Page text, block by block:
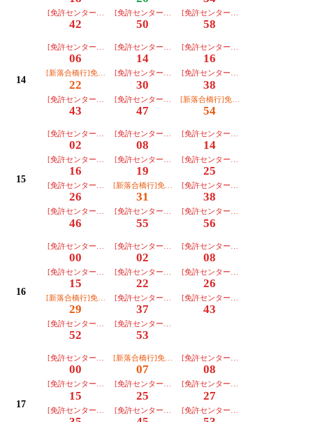
[免許センター行][朝日]【３番のりば】
42
[免許センター行][朝日]【３番のりば】
50
[免許センター行][朝日]【３番のりば
58
14
[免許センター行][朝日]【３番のりば】
06
[免許センター行][朝日]【３番のりば】
14
[免許センター行][東部]【３番のりば
16
[新落合橋行]免許ｾﾝﾀｰ経由【２番のりば】
22
[免許センター行][朝日]【３番のりば】
30
[免許センター行][朝日]【３番のりば
38
[免許センター行][川越]【３番のりば】
43
[免許センター行][朝日]【３番のりば】
47
[新落合橋行]免許ｾﾝﾀｰ経由【２番のり
54
15
[免許センター行][朝日]【３番のりば】
02
[免許センター行][川越]【３番のりば】
08
[免許センター行][朝日]【３番のりば
14
[免許センター行][東部]【３番のりば】
16
[免許センター行][朝日]【３番のりば】
19
[免許センター行][朝日]【３番のりば
25
[免許センター行][川越]【３番のりば】
26
[新落合橋行]免許ｾﾝﾀｰ経由【２番のりば】
31
[免許センター行][朝日]【３番のりば
38
[免許センター行][朝日]【３番のりば】
46
[免許センター行][朝日]【３番のりば】
55
[免許センター行][川越]【３番のりば
56
16
[免許センター行][朝日]【３番のりば】
00
[免許センター行][東部]【３番のりば】
02
[免許センター行][朝日]【３番のりば
08
[免許センター行][朝日]【３番のりば】
15
[免許センター行][朝日]【３番のりば】
22
[免許センター行][川越]【３番のりば
26
[新落合橋行]免許ｾﾝﾀｰ経由【２番のりば】
29
[免許センター行][朝日]【３番のりば】
37
[免許センター行][朝日]【３番のりば
43
[免許センター行][朝日]【３番のりば】
52
[免許センター行][川越]【３番のりば】
53
17
[免許センター行][朝日]【３番のりば】
00
[新落合橋行]免許ｾﾝﾀｰ経由【２番のりば】
07
[免許センター行][川越]【３番のりば
08
[免許センター行][朝日]【３番のりば】
15
[免許センター行][朝日]【３番のりば】
25
[免許センター行][川越]【３番のりば
27
[免許センター行][朝日]【３番のりば】[免許センター行][朝日]【３番のりば】[免許センター行][朝日]【３番のりば